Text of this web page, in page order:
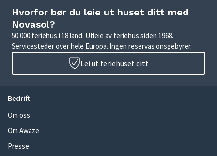
Hvorfor bør du leie ut huset ditt med
Novasol?
50 000 feriehus i 18 land. Utleie av feriehus siden 1968.
Servicesteder over hele Europa. Ingen reservasjonsgebyrer.
Lei ut feriehuset ditt
Bedrift
Om oss
Om Awaze
Presse